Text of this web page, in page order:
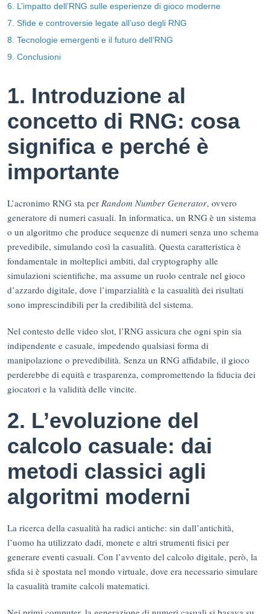
6. L’impatto dell’RNG sulle esperienze di gioco moderne
7. Sfide e controversie legate all’uso degli RNG
8. Tecnologie emergenti e il futuro dell’RNG
9. Conclusioni
1. Introduzione al
concetto di RNG: cosa
significa e perché è
importante
L’acronimo RNG sta per Random Number Generator, ovvero
generatore di numeri casuali. In informatica, un RNG è un sistema
o un algoritmo che produce sequenze di numeri senza uno schema
prevedibile, simulando così la casualità. Questa caratteristica è
fondamentale in molteplici ambiti, dal cryptography alle
simulazioni scientifiche, ma assume un ruolo centrale nel gioco
d’azzardo digitale, dove l’imparzialità e la casualità dei risultati
sono imprescindibili per la credibilità del sistema.
Nel contesto delle video slot, l’RNG assicura che ogni spin sia
indipendente e casuale, impedendo qualsiasi forma di
manipolazione o prevedibilità. Senza un RNG affidabile, il gioco
perderebbe di equità e trasparenza, compromettendo la fiducia dei
giocatori e la validità delle vincite.
2. L’evoluzione del
calcolo casuale: dai
metodi classici agli
algoritmi moderni
La ricerca della casualità ha radici antiche: sin dall’antichità,
l’uomo ha utilizzato dadi, monete e altri strumenti fisici per
generare eventi casuali. Con l’avvento del calcolo digitale, però, la
sfida si è spostata nel mondo virtuale, dove era necessario simulare
la casualità tramite calcoli matematici.